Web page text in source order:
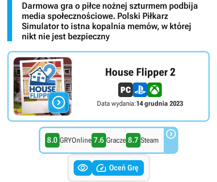
Darmowa gra o piłce nożnej szturmem podbija
media społecznościowe. Polski Piłkarz
Simulator to istna kopalnia memów, w której
nikt nie jest bezpieczny

House Flipper 2
Data wydania:14 grudnia 2023
8.0 GRYOnline 7.6 Gracze 8.7 Steam 
  Oceń Grę